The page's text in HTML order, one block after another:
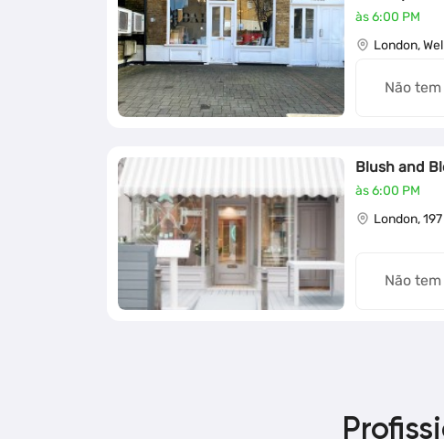
às 6:00 PM
London,
Não
Blush and
às 6:00 PM
London,
Não